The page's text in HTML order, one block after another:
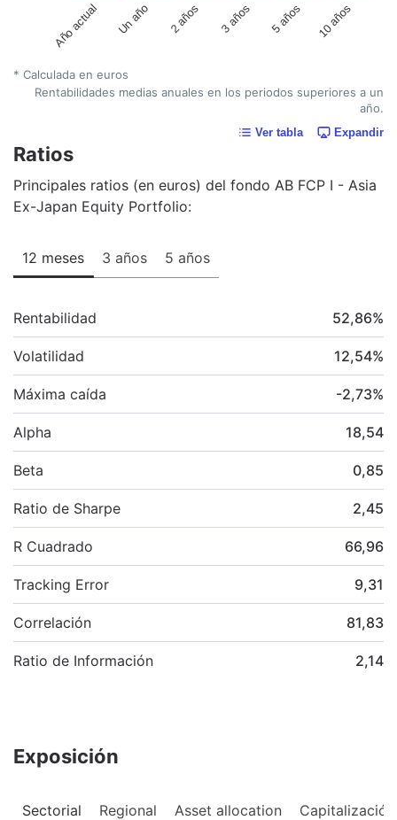
Año actual Un año 2 años 3 años 5 años 10 años
* Calculada en euros
Rentabilidades medias anuales en los periodos superiores a un
año.
Ver tabla Expandir
Ratios
Principales ratios (en euros) del fondo AB FCP I - Asia
Ex-Japan Equity Portfolio:
12 meses 3 años 5 años
Rentabilidad 52,86%
Volatilidad 12,54%
Máxima caída -2,73%
Alpha 18,54
Beta 0,85
Ratio de Sharpe 2,45
R Cuadrado 66,96
Tracking Error 9,31
Correlación 81,83
Ratio de Información 2,14
Exposición
Sectorial Regional Asset allocation Capitalización